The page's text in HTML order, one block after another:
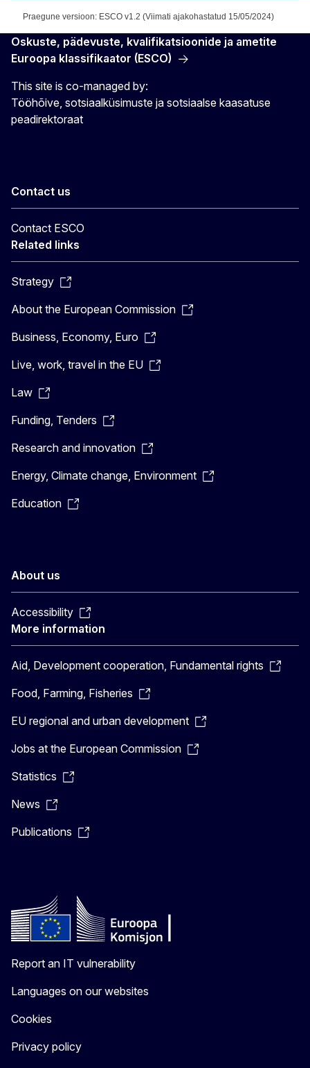
Praegune versioon: ESCO v1.2 (Viimati ajakohastatud 15/05/2024)
Oskuste, pädevuste, kvalifikatsioonide ja ametite
Euroopa klassifikaator (ESCO)
This site is co-managed by:
Tööhõive, sotsiaalküsimuste ja sotsiaalse kaasatuse
peadirektoraat
Contact us
Contact ESCO
Related links
Strategy
About the European Commission
Business, Economy, Euro
Live, work, travel in the EU
Law
Funding, Tenders
Research and innovation
Energy, Climate change, Environment
Education
About us
Accessibility
More information
Aid, Development cooperation, Fundamental rights
Food, Farming, Fisheries
EU regional and urban development
Jobs at the European Commission
Statistics
News
Publications
Report an IT vulnerability
Languages on our websites
Cookies
Privacy policy